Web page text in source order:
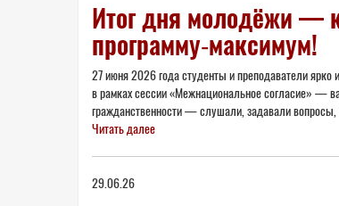
Итог дня молодёжи —
программу‑максимум!
27 июня 2026 года студенты и преподаватели
в рамках сессии «Межнациональное согласие» —
гражданственности — слушали, задавали
Читать далее
29.06.26